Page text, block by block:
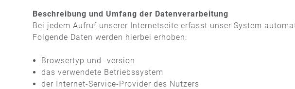
Beschreibung und Umfang der Datenverarbeitung
Bei jedem Aufruf unserer Internetseite erfasst unser System
Folgende Daten werden hierbei erhoben:
Browsertyp und -version
das verwendete Betriebssystem
der Internet-Service-Provider des Nutzers